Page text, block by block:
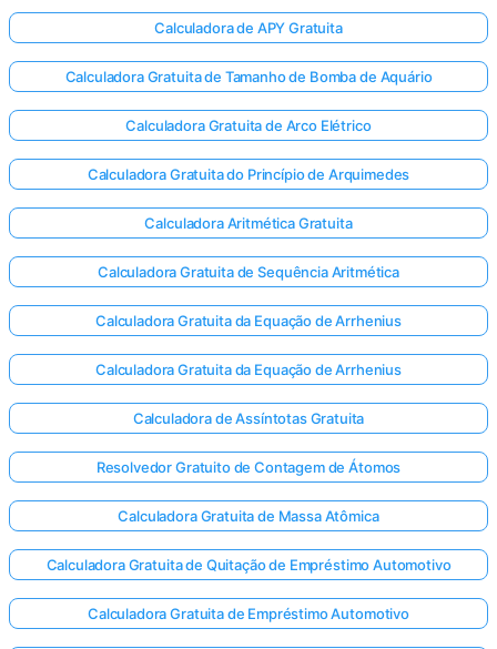
Calculadora de APY Gratuita
Calculadora Gratuita de Tamanho de Bomba de Aquário
Calculadora Gratuita de Arco Elétrico
Calculadora Gratuita do Princípio de Arquimedes
Calculadora Aritmética Gratuita
Calculadora Gratuita de Sequência Aritmética
Calculadora Gratuita da Equação de Arrhenius
Calculadora Gratuita da Equação de Arrhenius
Calculadora de Assíntotas Gratuita
Resolvedor Gratuito de Contagem de Átomos
Calculadora Gratuita de Massa Atômica
Calculadora Gratuita de Quitação de Empréstimo Automotivo
Calculadora Gratuita de Empréstimo Automotivo